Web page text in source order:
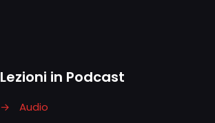
Lezioni in Podcast
→
Audio